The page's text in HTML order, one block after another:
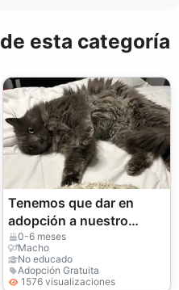
de esta categoría
Tenemos que dar en
adopción a nuestro
noble gato Nebelung.
0-6 meses
Macho
No educado
Adopción Gratuita
1576 visualizaciones